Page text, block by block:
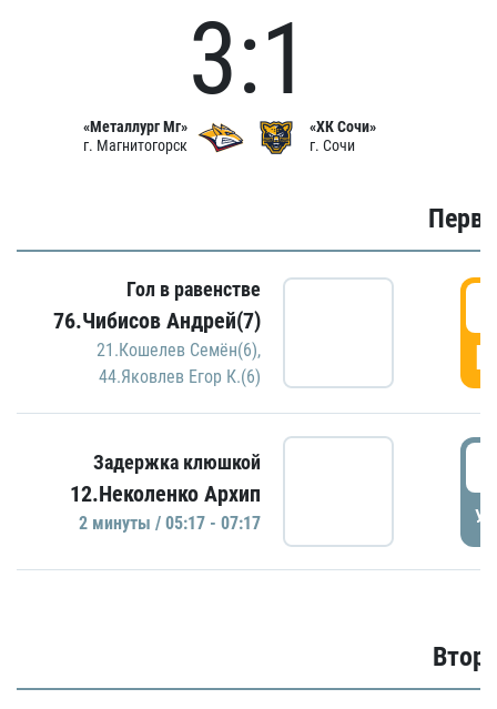
«Металлург Мг»
г. Магнитогорск
3:1
«ХК Сочи»
г. Сочи
Гол в равенстве
76.Чибисов Андрей(7)
21.Кошелев Семён(6),
44.Яковлев Егор К.(6)
Задержка клюшкой
12.Неколенко Архип
2 минуты / 05:17 - 07:17